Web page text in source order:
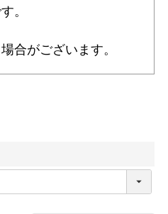
。
合がございます。